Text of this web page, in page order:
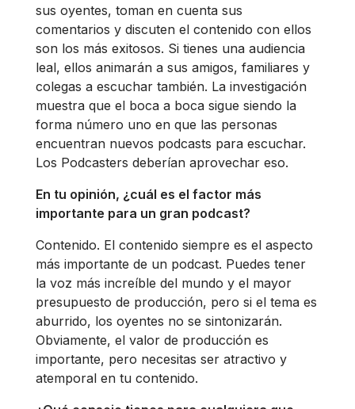
sus oyentes, toman en cuenta sus
comentarios y discuten el contenido con ellos
son los más exitosos. Si tienes una audiencia
leal, ellos animarán a sus amigos, familiares y
colegas a escuchar también. La investigación
muestra que el boca a boca sigue siendo la
forma número uno en que las personas
encuentran nuevos podcasts para escuchar.
Los Podcasters deberían aprovechar eso.
En tu opinión, ¿cuál es el factor más
importante para un gran podcast?
Contenido. El contenido siempre es el aspecto
más importante de un podcast. Puedes tener
la voz más increíble del mundo y el mayor
presupuesto de producción, pero si el tema es
aburrido, los oyentes no se sintonizarán.
Obviamente, el valor de producción es
importante, pero necesitas ser atractivo y
atemporal en tu contenido.